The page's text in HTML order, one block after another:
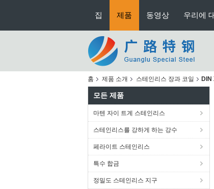
집 제품 동영상 우리에
홈 제품 소개 스테인리스 장과 코일 DIN
모든 제품
마텐 자이 트계 스테인리스
스테인리스를 강하게 하는 강수
페라이트 스테인리스
특수 합금
정밀도 스테인리스 지구